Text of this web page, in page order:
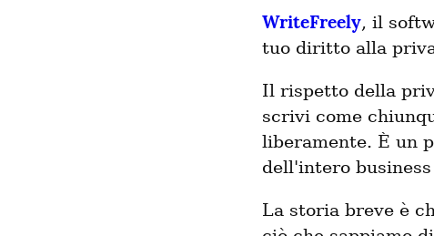
WriteFreely, il
tuo diritto alla
Il rispetto della
scrivi come
liberamente. È un
dell'intero
La storia breve è